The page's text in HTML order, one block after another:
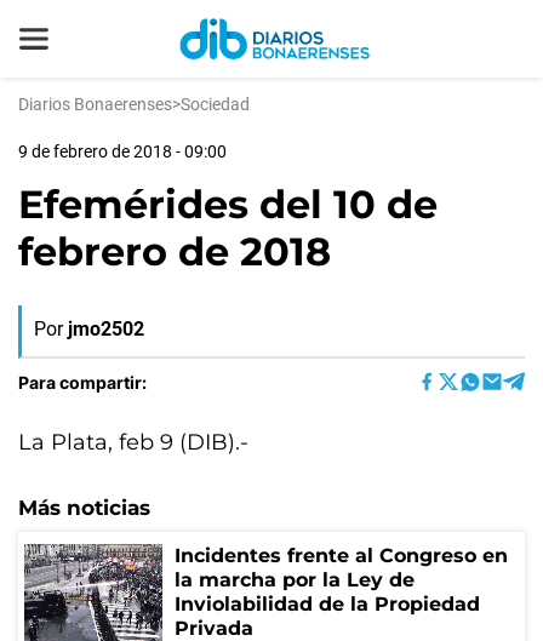
Diarios Bonaerenses>Sociedad
9 de febrero de 2018 - 09:00
Efemérides del 10 de
febrero de 2018
Por jmo2502
Para compartir:
La Plata, feb 9 (DIB).-
Más noticias
Incidentes frente al Congreso en
la marcha por la Ley de
Inviolabilidad de la Propiedad
Privada